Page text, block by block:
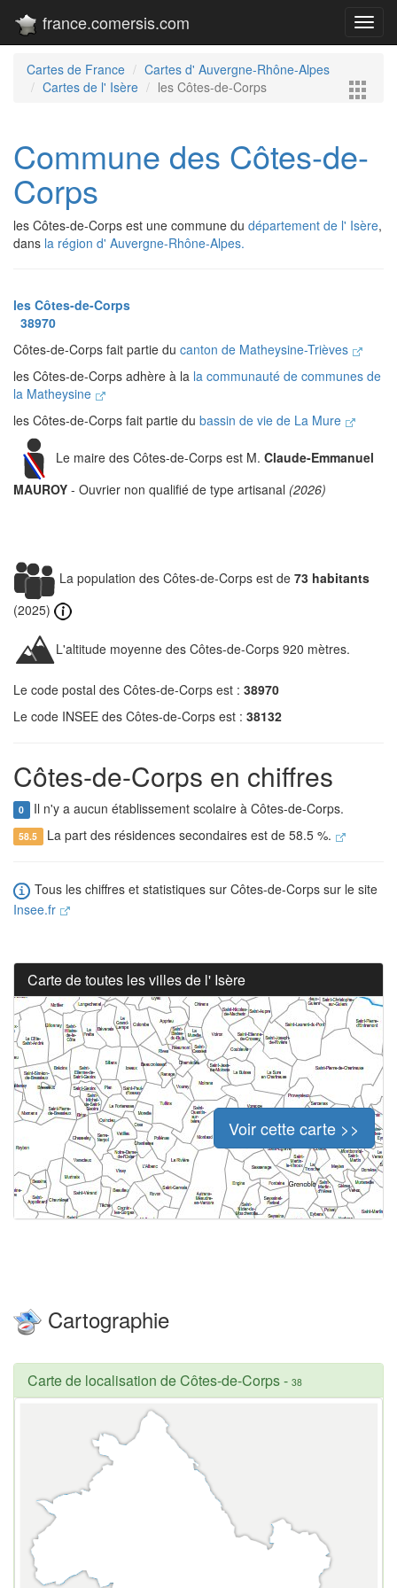
france.comersis.com
Cartes de France
Cartes d' Auvergne-Rhône-Alpes
Cartes de l' Isère
les Côtes-de-Corps
Commune des Côtes-de-
Corps
les Côtes-de-Corps est une commune du département de l' Isère,
dans la région d' Auvergne-Rhône-Alpes.
les Côtes-de-Corps
38970
Côtes-de-Corps fait partie du canton de Matheysine-Trièves
les Côtes-de-Corps adhère à la la communauté de communes de
la Matheysine
les Côtes-de-Corps fait partie du bassin de vie de La Mure
Le maire des Côtes-de-Corps est M. Claude-Emmanuel
MAUROY - Ouvrier non qualifié de type artisanal (2026)
La population des Côtes-de-Corps est de 73 habitants
(2025)
L'altitude moyenne des Côtes-de-Corps 920 mètres.
Le code postal des Côtes-de-Corps est : 38970
Le code INSEE des Côtes-de-Corps est : 38132
Côtes-de-Corps en chiffres
0 Il n'y a aucun établissement scolaire à Côtes-de-Corps.
58.5 La part des résidences secondaires est de 58.5 %.
Tous les chiffres et statistiques sur Côtes-de-Corps sur le site
Insee.fr
Carte de toutes les villes de l' Isère
Voir cette carte >>
Cartographie
Carte de localisation de Côtes-de-Corps- 38